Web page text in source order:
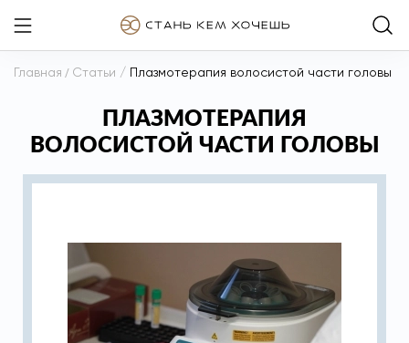
Главная / Статьи / Плазмотерапия волосистой части головы
ПЛАЗМОТЕРАПИЯ
ВОЛОСИСТОЙ ЧАСТИ ГОЛОВЫ